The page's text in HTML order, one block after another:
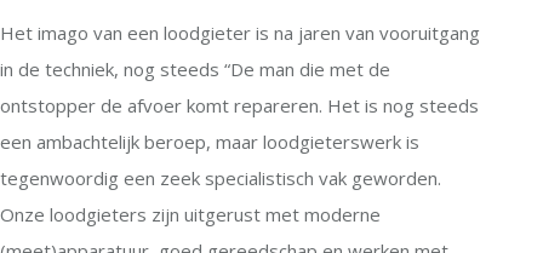
Het imago van een loodgieter is na jaren van vooruitgang
in de techniek, nog steeds “De man die met de
ontstopper de afvoer komt repareren. Het is nog steeds
een ambachtelijk beroep, maar loodgieterswerk is
tegenwoordig een zeek specialistisch vak geworden.
Onze loodgieters zijn uitgerust met moderne